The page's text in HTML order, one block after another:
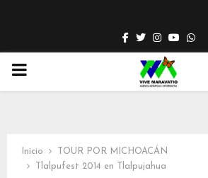
Facebook
TwitterInstagram
PRIMARY
Inicio
TOUR POR MICHOACÁN
Tlalpufest 2014 en Tlalpujahua